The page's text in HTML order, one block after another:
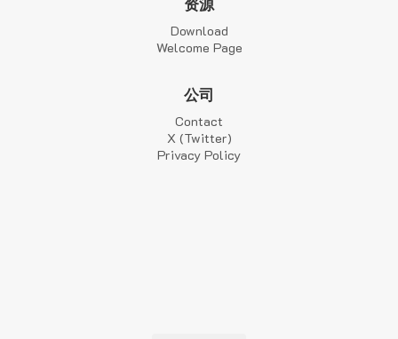
Download
Welcome Page
公司
Contact
X (Twitter)
Privacy Policy